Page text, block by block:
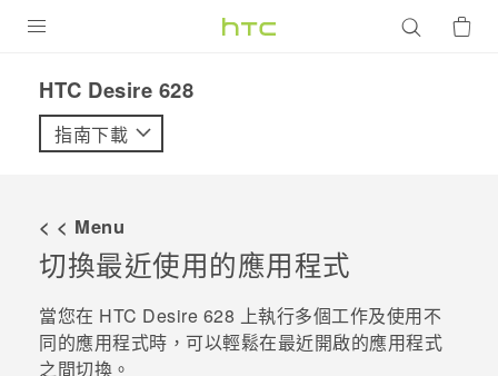
VIVE
優惠專區
HTC Desire 628‎
指南下載
< < Menu
切換最近使用的應用程式
當您在 HTC Desire 628 上執行多個工作及使用不
同的應用程式時，可以輕鬆在最近開啟的應用程式
之間切換。